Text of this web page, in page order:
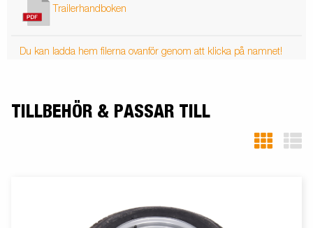
Trailerhandboken
Du kan ladda hem filerna ovanför genom att klicka på namnet!
TILLBEHÖR & PASSAR TILL